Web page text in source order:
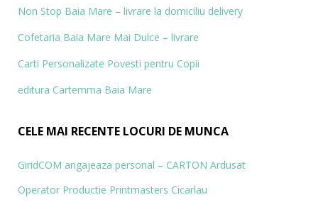
Non Stop Baia Mare – livrare la domiciliu delivery
Cofetaria Baia Mare Mai Dulce – livrare
Carti Personalizate Povesti pentru Copii
editura Cartemma Baia Mare
CELE MAI RECENTE LOCURI DE MUNCA
GiridCOM angajeaza personal – CARTON Ardusat
Operator Productie Printmasters Cicarlau